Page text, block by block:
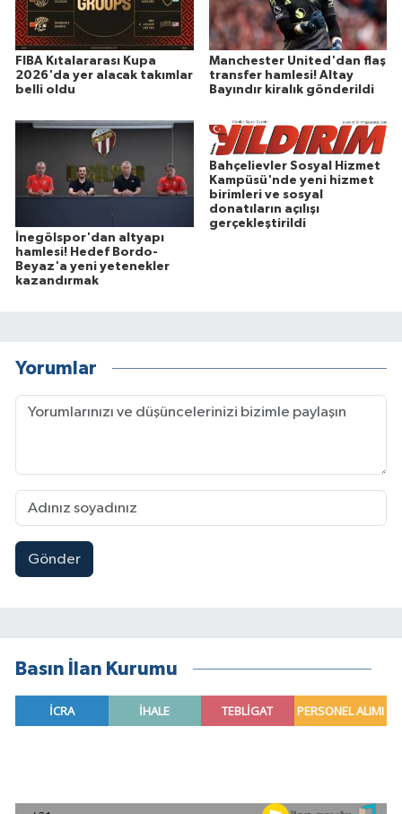
FIBA Kıtalararası Kupa
2026'da yer alacak takımlar
belli oldu
Manchester United'dan flaş
transfer hamlesi! Altay
Bayındır kiralık gönderildi
İnegölspor'dan altyapı
hamlesi! Hedef Bordo-
Beyaz'a yeni yetenekler
kazandırmak
Bahçelievler Sosyal Hizmet
Kampüsü'nde yeni hizmet
birimleri ve sosyal
donatıların açılışı
gerçekleştirildi
Yorumlar
Gönder
Basın İlan Kurumu